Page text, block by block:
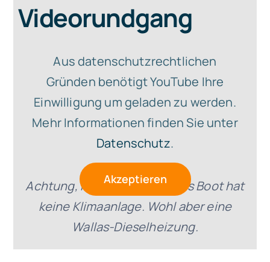
Videorundgang
Aus datenschutzrechtlichen
Gründen benötigt YouTube Ihre
Einwilligung um geladen zu werden.
Mehr Informationen finden Sie unter
Datenschutz.
Akzeptieren
Achtung, Fehler im Video: Das Boot hat
keine Klimaanlage. Wohl aber eine
Wallas-Dieselheizung.